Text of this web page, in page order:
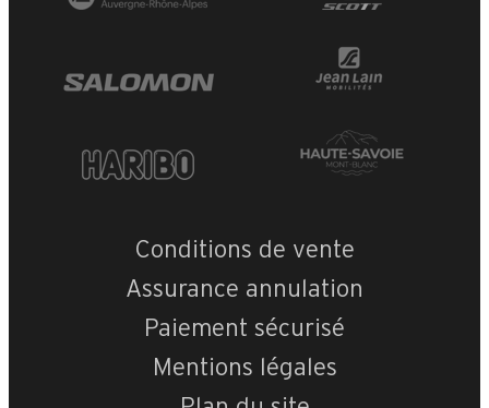
Conditions de vente
Assurance annulation
Paiement sécurisé
Mentions légales